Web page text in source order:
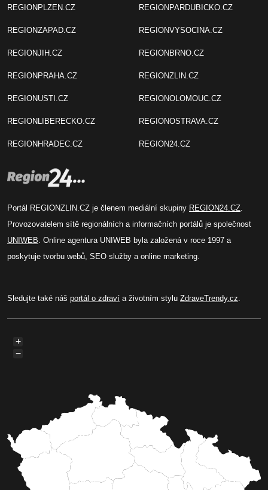
REGIONPLZEN.CZ
REGIONZAPAD.CZ
REGIONJIH.CZ
REGIONPRAHA.CZ
REGIONUSTI.CZ
REGIONLIBERECKO.CZ
REGIONHRADEC.CZ
REGIONPARDUBICKO.CZ
REGIONVYSOCINA.CZ
REGIONBRNO.CZ
REGIONZLIN.CZ
REGIONOLOMOUC.CZ
REGIONOSTRAVA.CZ
REGION24.CZ
Portál REGIONZLIN.CZ je členem mediální skupiny REGION24.CZ
Provozovatelem sítě regionálních a informačních portálů je společnost
UNIWEB . Online agentura UNIWEB byla založená v roce 1997 a
poskytuje tvorbu webů, SEO služby a online marketing.
Sledujte také náš portál o zdraví a životním stylu ZdraveTrendy.cz
+
−